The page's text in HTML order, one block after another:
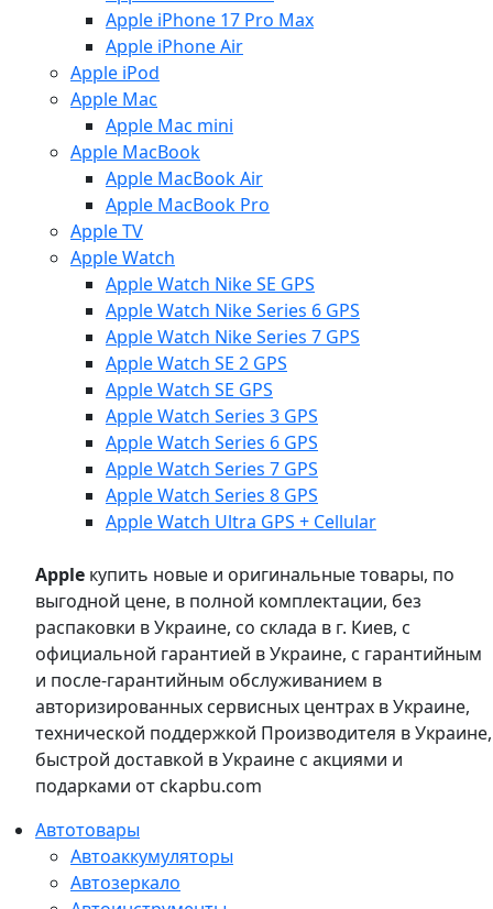
Apple iPhone 17 Pro Max
Apple iPhone Air
Apple iPod
Apple Mac
Apple Mac mini
Apple MacBook
Apple MacBook Air
Apple MacBook Pro
Apple TV
Apple Watch
Apple Watch Nike SE GPS
Apple Watch Nike Series 6 GPS
Apple Watch Nike Series 7 GPS
Apple Watch SE 2 GPS
Apple Watch SE GPS
Apple Watch Series 3 GPS
Apple Watch Series 6 GPS
Apple Watch Series 7 GPS
Apple Watch Series 8 GPS
Apple Watch Ultra GPS + Cellular
Apple купить новые и оригинальные товары, по
выгодной цене, в полной комплектации, без
распаковки в Украине, со склада в г. Киев, с
официальной гарантией в Украине, с гарантийным
и после-гарантийным обслуживанием в
авторизированных сервисных центрах в Украине,
технической поддержкой Производителя в Украине,
быстрой доставкой в Украине с акциями и
подарками от ckapbu.com
Автотовары
Автоаккумуляторы
Автозеркало